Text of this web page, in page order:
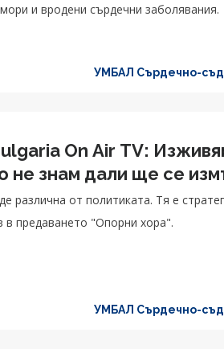
и вродени сърдечни заболявания.
УМБАЛ Сърдечно-
On Air TV:
не знам дали ще се
различна от политиката. Тя е
в предаването "Опорни хора".
УМБАЛ Сърдечно-